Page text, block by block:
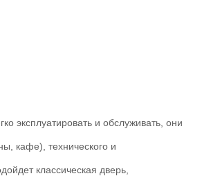
эксплуатировать и обслуживать, они
кафе), технического и
классическая дверь,